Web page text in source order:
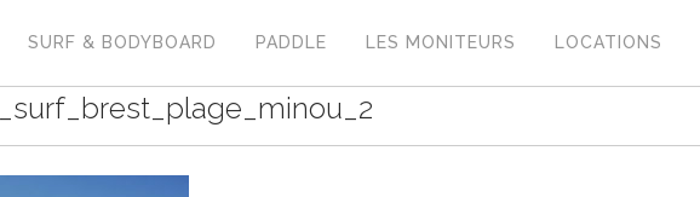
SURF & BODYBOARD PADDLE LES MONITEURS LOCATIONS